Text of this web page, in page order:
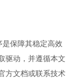
是保障其稳定高效
驱动，并遵循本文
方文档或联系技术